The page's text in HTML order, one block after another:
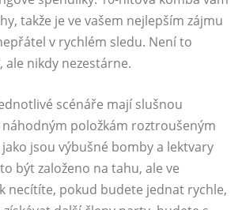
takže je ve vašem nejlepším zájmu
v rychlém sledu. Není to
ale nikdy nezestárne.
scénáře mají slušnou
položkám roztroušeným
jsou výbušné bomby a lektvary
být založeno na tahu, ale ve
necítíte, pokud budete jednat rychle,